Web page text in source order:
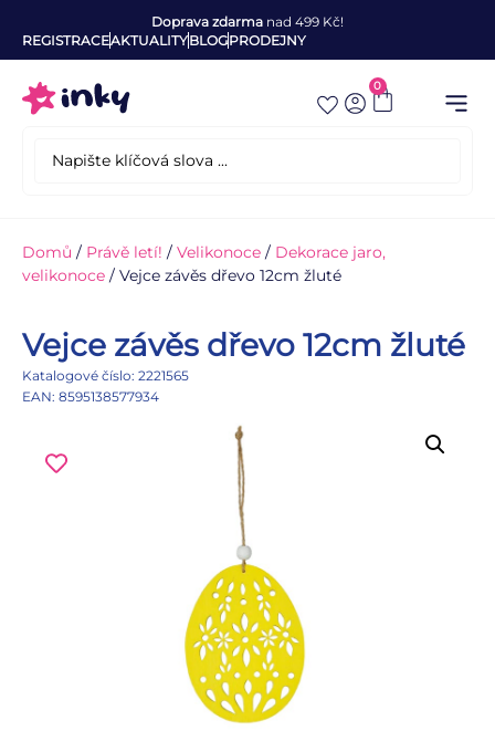
Doprava zdarma nad 499 Kč!
REGISTRACEAKTUALITYBLOGPRODEJNY
0
Domů / Právě letí! / Velikonoce / Dekorace jaro,
velikonoce / Vejce závěs dřevo 12cm žluté
Vejce závěs dřevo 12cm žluté
Katalogové číslo: 2221565
EAN: 8595138577934